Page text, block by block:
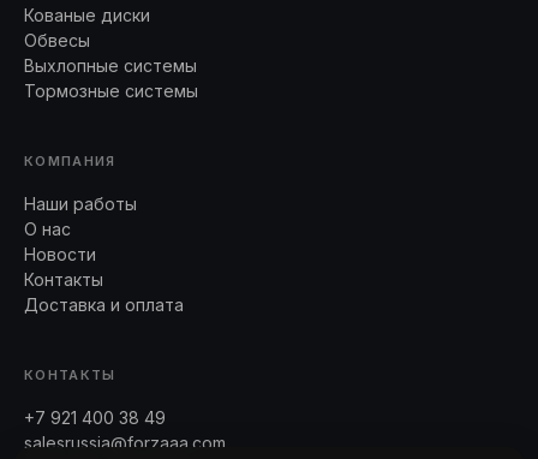
Кованые диски
Обвесы
Выхлопные системы
Тормозные системы
КОМПАНИЯ
Наши работы
О нас
Новости
Контакты
Доставка и оплата
КОНТАКТЫ
+7 921 400 38 49
salesrussia@forzaaa.com